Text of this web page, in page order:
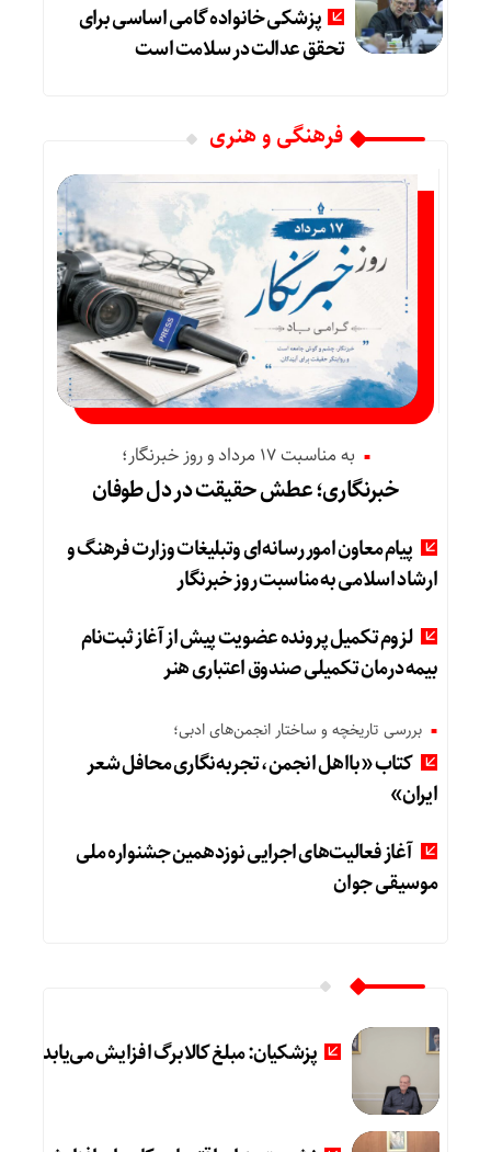
پزشکی خانواده گامی اساسی برای
تحقق عدالت در سلامت است
فرهنگی و هنری
به مناسبت 17 مرداد و روز خبرنگار؛
خبرنگاری؛ عطش حقیقت در دل طوفان
پیام معاون امور رسانه‌ای وتبلیغات وزارت فرهنگ و
ارشاد اسلامی به مناسبت روز خبرنگار
لزوم تکمیل پرونده عضویت پیش از آغاز ثبت‌نام
بیمه درمان تکمیلی صندوق اعتباری هنر
بررسی تاریخچه و ساختار انجمن‌های ادبی؛
کتاب «بااهل انجمن، تجربه‌نگاری محافل شعر
ایران»
آغاز فعالیت‌های اجرایی نوزدهمین جشنواره ملی
موسیقی جوان
پزشکیان: مبلغ کالابرگ افزایش می‌یابد